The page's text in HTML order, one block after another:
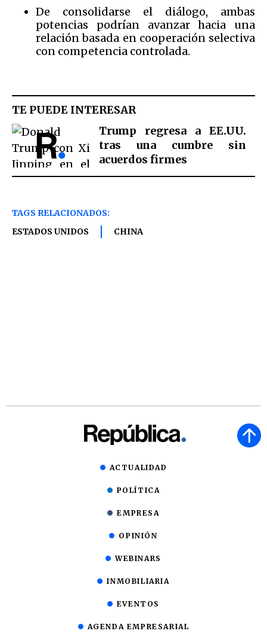
De consolidarse el diálogo, ambas
potencias podrían avanzar hacia una
relación basada en cooperación selectiva
con competencia controlada.
TE PUEDE INTERESAR
Trump regresa a EE.UU.
tras una cumbre sin
acuerdos firmes
TAGS RELACIONADOS:
ESTADOS UNIDOS
CHINA
ACTUALIDAD
POLÍTICA
EMPRESA
OPINIÓN
WEBINARS
INMOBILIARIA
EVENTOS
AGENDA EMPRESARIAL